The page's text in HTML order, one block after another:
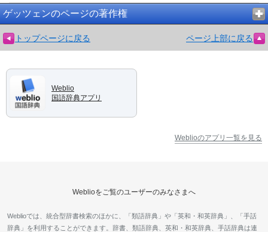
ゲッツェンのページの著作権
トップページに戻る ページ上部に戻る
Weblio
国語辞典アプリ
Weblioのアプリ一覧を見る
Weblioをご覧のユーザーのみなさまへ
Weblioでは、統合型辞書検索のほかに、「類語辞典」や「英和・和英辞典」、「手話
辞典」を利用することができます。辞書、類語辞典、英和・和英辞典、手話辞典は連